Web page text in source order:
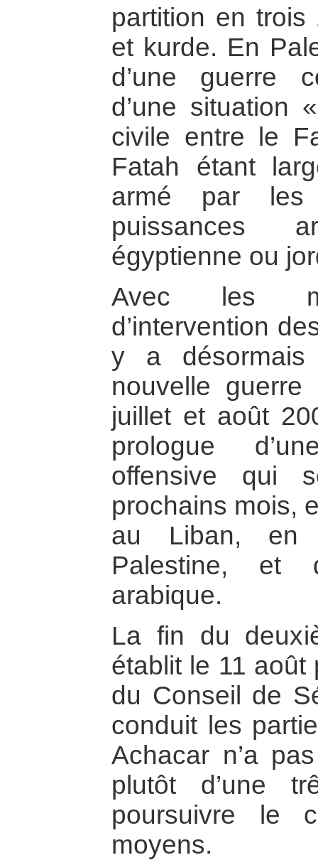
partition en trois
et kurde. En
d’une guerre
d’une situation
civile entre le
Fatah étant
armé par les
puissances
égyptienne ou
Avec les
d’intervention
y a désormais
nouvelle
juillet et août
prologue
offensive qui
prochains mois,
au Liban,
Palestine, et
arabique.
La fin du
établit le 11 août
du Conseil de
conduit les
Achacar n’a
plutôt d’une
poursuivre le
moyens.